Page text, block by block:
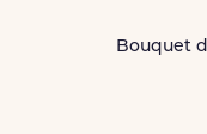
Bouquet